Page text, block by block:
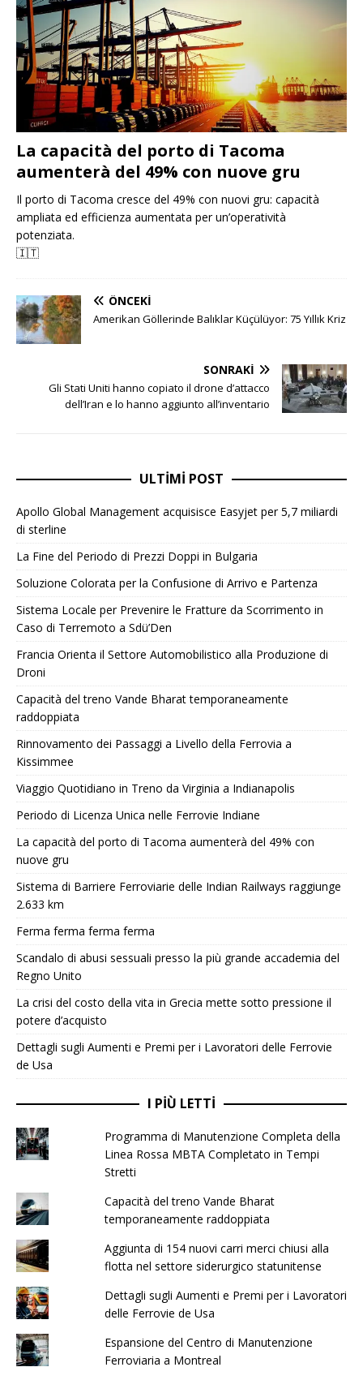
La capacità del porto di Tacoma
aumenterà del 49% con nuove gru
Il porto di Tacoma cresce del 49% con nuovi gru: capacità
ampliata ed efficienza aumentata per un’operatività
potenziata.
🇮🇹
ÖNCEKI
Amerikan Göllerinde Balıklar Küçülüyor: 75 Yıllık Kriz
SONRAKI
Gli Stati Uniti hanno copiato il drone d’attacco
dell’Iran e lo hanno aggiunto all’inventario
ULTIMI POST
Apollo Global Management acquisisce Easyjet per 5,7 miliardi
di sterline
La Fine del Periodo di Prezzi Doppi in Bulgaria
Soluzione Colorata per la Confusione di Arrivo e Partenza
Sistema Locale per Prevenire le Fratture da Scorrimento in
Caso di Terremoto a Sdü’Den
Francia Orienta il Settore Automobilistico alla Produzione di
Droni
Capacità del treno Vande Bharat temporaneamente
raddoppiata
Rinnovamento dei Passaggi a Livello della Ferrovia a
Kissimmee
Viaggio Quotidiano in Treno da Virginia a Indianapolis
Periodo di Licenza Unica nelle Ferrovie Indiane
La capacità del porto di Tacoma aumenterà del 49% con
nuove gru
Sistema di Barriere Ferroviarie delle Indian Railways raggiunge
2.633 km
Ferma ferma ferma ferma
Scandalo di abusi sessuali presso la più grande accademia del
Regno Unito
La crisi del costo della vita in Grecia mette sotto pressione il
potere d’acquisto
Dettagli sugli Aumenti e Premi per i Lavoratori delle Ferrovie
de Usa
I PIÙ LETTI
Programma di Manutenzione Completa della
Linea Rossa MBTA Completato in Tempi
Stretti
Capacità del treno Vande Bharat
temporaneamente raddoppiata
Aggiunta di 154 nuovi carri merci chiusi alla
flotta nel settore siderurgico statunitense
Dettagli sugli Aumenti e Premi per i Lavoratori
delle Ferrovie de Usa
Espansione del Centro di Manutenzione
Ferroviaria a Montreal